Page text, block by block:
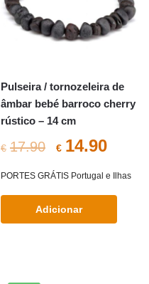
Pulseira / tornozeleira de
âmbar bebé barroco cherry
rústico – 14 cm
€ 17.90
O
preço
original
era:
€ 14.90O
atual
é:
PORTES GRÁTIS Portugal e Ilhas
Adicionar